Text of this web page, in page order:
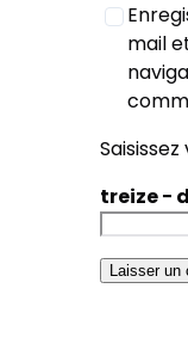
mail
treize −